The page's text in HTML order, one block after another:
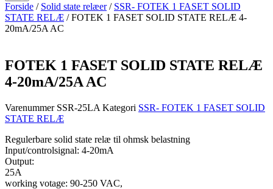
Forside / Solid state relæer/ SSR- FOTEK 1 FASET SOLID
STATE RELÆ / FOTEK 1 FASET SOLID STATE RELÆ 4-
20mA/25A AC
FOTEK 1 FASET SOLID STATE RELÆ
4-20mA/25A AC
Varenummer SSR-25LA Kategori SSR- FOTEK 1 FASET SOLID
STATE RELÆ
Regulerbare solid state relæ til ohmsk belastning
Input/controlsignal: 4-20mA
Output:
25A
working votage: 90-250 VAC,